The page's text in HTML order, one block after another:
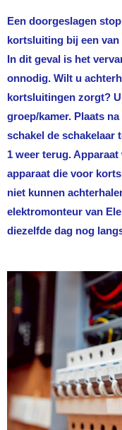
Een doorgeslagen
kortsluiting bij een van
In dit geval is het
onnodig. Wilt u
kortsluitingen zorgt?
groep/kamer. Plaats
schakel de schakelaar
1 weer terug.
apparaat die voor
niet kunnen
elektromonteur van
diezelfde dag nog